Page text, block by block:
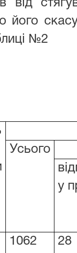
від
його
№2
Усього
у
1062 28